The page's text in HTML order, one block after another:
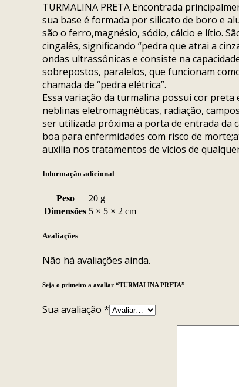
TURMALINA PRETA Encontrada
sua base é formada por silicato de boro e
são o ferro,magnésio, sódio, cálcio e lítio.
cingalês, significando “pedra que atrai a
ondas ultrassônicas e consiste na
sobrepostos, paralelos, que funcionam
chamada de “pedra elétrica”.
Essa variação da turmalina possui cor
neblinas eletromagnéticas, radiação,
ser utilizada próxima a porta de entrada da
boa para enfermidades com risco de
auxilia nos tratamentos de vícios de
Informação adicional
Peso
20 g
Dimensões 5 × 5 × 2 cm
Avaliações
Não há avaliações ainda.
Seja o primeiro a avaliar “TURMALINA PRETA”
Sua avaliação *